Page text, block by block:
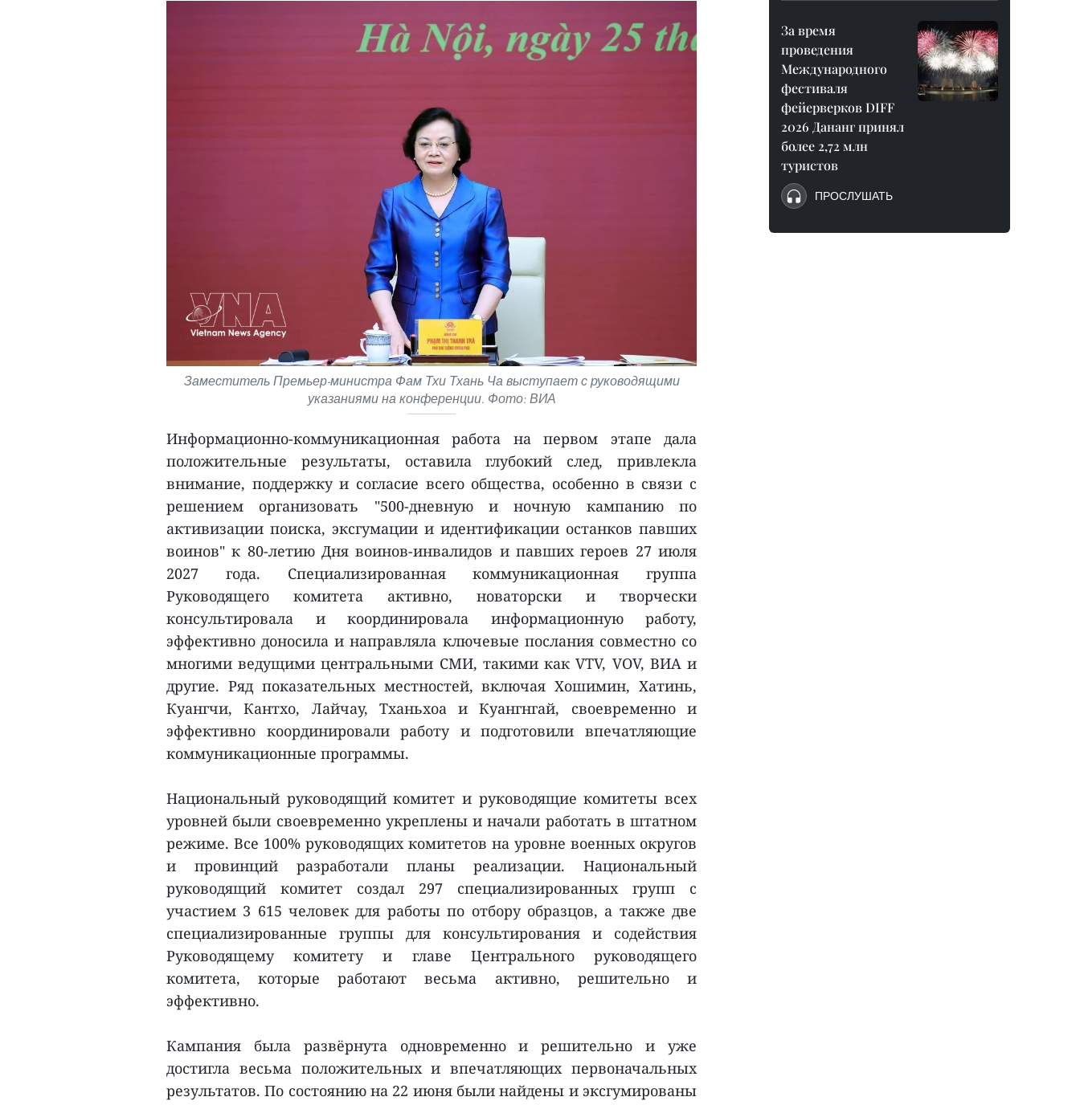
Заместитель Премьер-министра Фам Тхи Тхань Ча выступает с руководящими
указаниями на конференции. Фото: ВИА
Информационно-коммуникационная работа на первом этапе дала
положительные результаты, оставила глубокий след, привлекла
внимание, поддержку и согласие всего общества, особенно в связи с
решением организовать "500-дневную и ночную кампанию по
активизации поиска, эксгумации и идентификации останков павших
воинов" к 80-летию Дня воинов-инвалидов и павших героев 27 июля
2027 года. Специализированная коммуникационная группа
Руководящего комитета активно, новаторски и творчески
консультировала и координировала информационную работу,
эффективно доносила и направляла ключевые послания совместно со
многими ведущими центральными СМИ, такими как VTV, VOV, ВИА и
другие. Ряд показательных местностей, включая Хошимин, Хатинь,
Куангчи, Кантхо, Лайчау, Тханьхоа и Куангнгай, своевременно и
эффективно координировали работу и подготовили впечатляющие
коммуникационные программы.
Национальный руководящий комитет и руководящие комитеты всех
уровней были своевременно укреплены и начали работать в штатном
режиме. Все 100% руководящих комитетов на уровне военных округов
и провинций разработали планы реализации. Национальный
руководящий комитет создал 297 специализированных групп с
участием 3 615 человек для работы по отбору образцов, а также две
специализированные группы для консультирования и содействия
Руководящему комитету и главе Центрального руководящего
комитета, которые работают весьма активно, решительно и
эффективно.
Кампания была развёрнута одновременно и решительно и уже
достигла весьма положительных и впечатляющих первоначальных
результатов. По состоянию на 22 июня были найдены и эксгумированы
За время
проведения
Международного
фестиваля
фейерверков DIFF
2026 Дананг принял
более 2,72 млн
туристов
ПРОСЛУШАТЬ